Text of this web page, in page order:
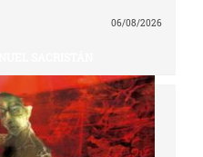
06/08/2026